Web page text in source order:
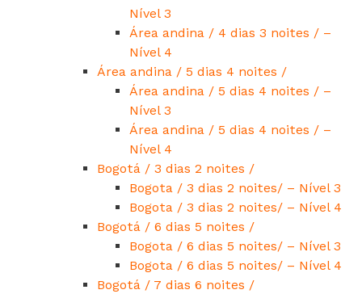
Nível 3
Área andina / 4 dias 3 noites / –
Nível 4
Área andina / 5 dias 4 noites /
Área andina / 5 dias 4 noites / –
Nível 3
Área andina / 5 dias 4 noites / –
Nível 4
Bogotá / 3 dias 2 noites /
Bogota / 3 dias 2 noites/ – Nível 3
Bogota / 3 dias 2 noites/ – Nível 4
Bogotá / 6 dias 5 noites /
Bogota / 6 dias 5 noites/ – Nível 3
Bogota / 6 dias 5 noites/ – Nível 4
Bogotá / 7 dias 6 noites /